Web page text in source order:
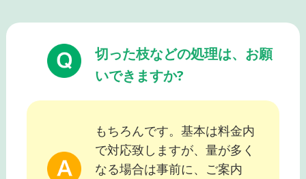
切った枝などの処理は、お願
いできますか?
もちろんです。基本は料金内
で対応致しますが、量が多く
なる場合は事前に、ご案内